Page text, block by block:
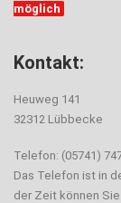
möglich
Kontakt:
Heuweg 141
32312 Lübbecke
Telefon: (05741)
Das Telefon ist in
der Zeit können